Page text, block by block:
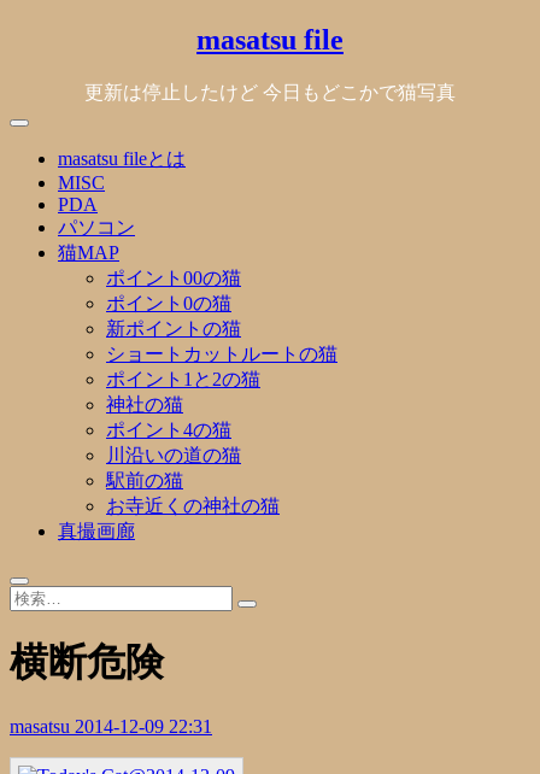
masatsu file
更新は停止したけど 今日もどこかで猫写真
masatsu fileとは
MISC
PDA
パソコン
猫MAP
ポイント00の猫
ポイント0の猫
新ポイントの猫
ショートカットルートの猫
ポイント1と2の猫
神社の猫
ポイント4の猫
川沿いの道の猫
駅前の猫
お寺近くの神社の猫
真撮画廊
横断危険
masatsu 2014-12-09 22:31